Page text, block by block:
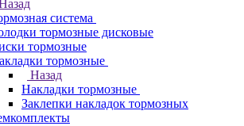
система
тормозные дисковые
тормозные
тормозные
Назад
Накладки тормозные
Заклепки накладок тормозных